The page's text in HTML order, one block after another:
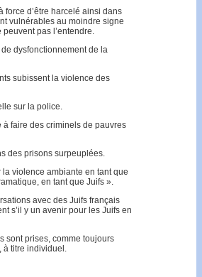
force d’être harcelé ainsi dans
vulnérables au moindre signe
pas l’entendre.
dysfonctionnement de la
subissent la violence des
sur la police.
à faire des criminels de pauvres
des prisons surpeuplées.
violence ambiante en tant que
en tant que Juifs ».
avec des Juifs français
s’il y un avenir pour les Juifs en
sont prises, comme toujours
à titre individuel.